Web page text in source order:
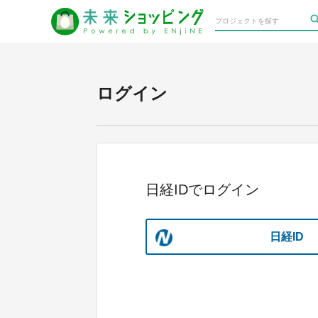
ログイン
日経IDでログイン
日経ID